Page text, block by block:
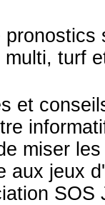
multi, turf
et
miser
aux jeux